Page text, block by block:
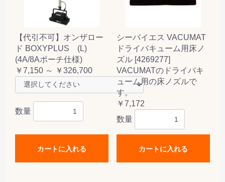
【代引不可】オンザロー
ド BOXYPLUS (L)
(4A/8Aポーチ仕様)
￥7,150 ～ ￥326,700
数量
カートに入れる
シーバイエス VACUMAT
ドライバキューム用床ノ
ズル [4269277]
VACUMATのドライバキ
ューム用の床ノズルで
す。
￥7,172
数量
カートに入れる